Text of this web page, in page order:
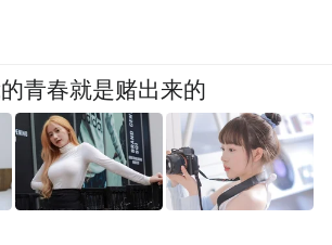
青春就是赌出来的